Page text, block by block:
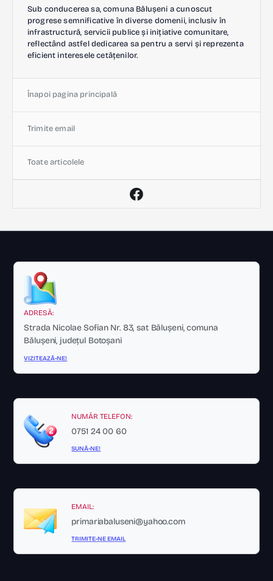
Sub conducerea sa, comuna Bălușeni a cunoscut
progrese semnificative în diverse domenii, inclusiv în
infrastructură, servicii publice și inițiative comunitare,
reflectând astfel dedicarea sa pentru a servi și reprezenta
eficient interesele cetățenilor.
Înapoi pagina principală
Trimite email
Toate articolele
ADRESĂ:
Strada Nicolae Sofian Nr. 83, sat Bălușeni, comuna
Bălușeni, județul Botoșani
VIZITEAZĂ-NE!
NUMĂR TELEFON:
0751 24 00 60
SUNĂ-NE!
EMAIL:
primariabaluseni@yahoo.com
TRIMITE-NE EMAIL